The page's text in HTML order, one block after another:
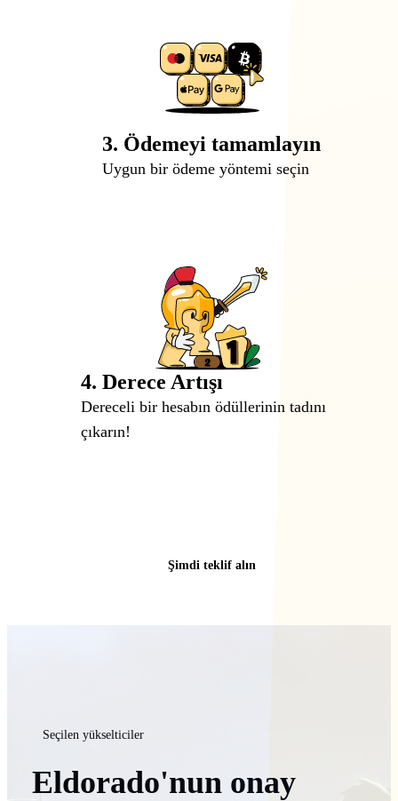
3. Ödemeyi tamamlayın
Uygun bir ödeme yöntemi seçin
4. Derece Artışı
Dereceli bir hesabın ödüllerinin tadını
çıkarın!
Şimdi teklif alın
Seçilen yükselticiler
Eldorado'nun onay